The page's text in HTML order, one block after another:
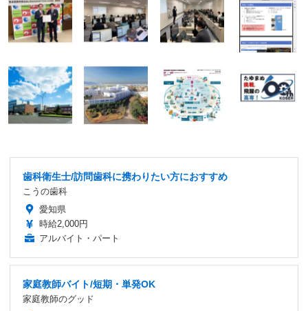
歯科衛生士/訪問歯科に携わりたい方におすすめ
こうの歯科
愛知県
時給2,000円
アルバイト・パート
家庭教師バイト/短期・単発OK
家庭教師のグッド